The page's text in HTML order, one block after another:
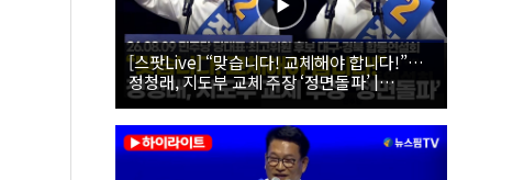
[스팟Live] “맞습니다! 교체해야 합니다!”…
정청래, 지도부 교체 주장 ‘정면돌파’ |
26.08.09 더불어민주당 당대표·최고위원 후
보 대구·경북 합동연설회